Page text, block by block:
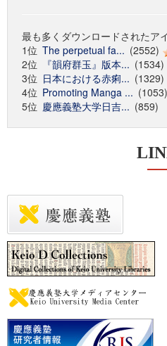
最も多くダウンロードされたア
1位 The perpetual fa... (2552)
2位
『韻府群玉』版本... (1534)
3位 日本における赤痢... (1329)
4位 Promoting Manga ... (1053)
5位 慶應義塾大学日吉... (859)